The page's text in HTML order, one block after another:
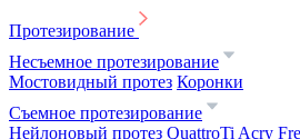
Протезирование
Несъемное протезирование
Мостовидный протез Коронки
Съемное протезирование
Нейлоновый протез QuattroTi Acry